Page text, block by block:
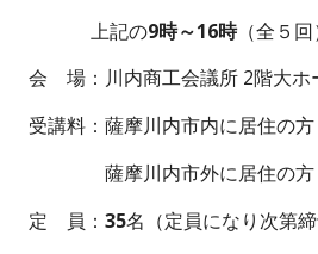
上記の9時～16時（全５回
会 場：川内商工会議所 2階大ホ
受講料：薩摩川内市内に居住の方
薩摩川内市外に居住の
定 員： 35名 （定員になり次第